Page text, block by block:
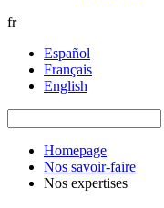
fr
Español
Français
English
Homepage
Nos savoir-faire
Nos expertises